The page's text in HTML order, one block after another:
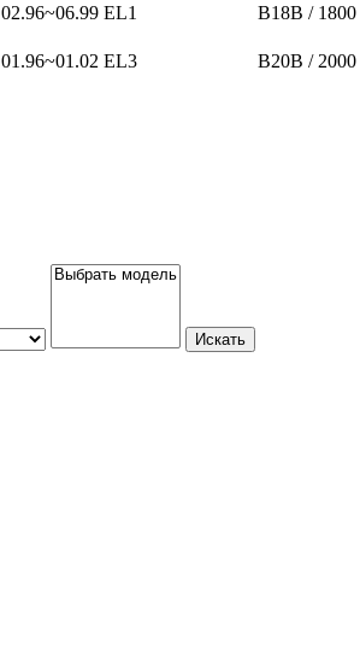
02.96~06.99 EL1 B18B / 1800
01.96~01.02 EL3 B20B / 2000
Искать